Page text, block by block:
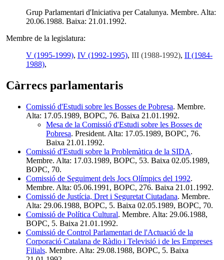
Grup Parlamentari d'Iniciativa per Catalunya. Membre. Alta:
20.06.1988. Baixa: 21.01.1992.
Membre de la legislatura:
V (1995-1999), IV (1992-1995), III (1988-1992), II (1984-
1988),
Càrrecs parlamentaris
Comissió d'Estudi sobre les Bosses de Pobresa. Membre.
Alta: 17.05.1989, BOPC, 76. Baixa 21.01.1992.
Mesa de la Comissió d'Estudi sobre les Bosses de
Pobresa. President. Alta: 17.05.1989, BOPC, 76.
Baixa 21.01.1992.
Comissió d'Estudi sobre la Problemàtica de la SIDA.
Membre. Alta: 17.03.1989, BOPC, 53. Baixa 02.05.1989,
BOPC, 70.
Comissió de Seguiment dels Jocs Olímpics del 1992.
Membre. Alta: 05.06.1991, BOPC, 276. Baixa 21.01.1992.
Comissió de Justícia, Dret i Seguretat Ciutadana. Membre.
Alta: 29.06.1988, BOPC, 5. Baixa 02.05.1989, BOPC, 70.
Comissió de Política Cultural. Membre. Alta: 29.06.1988,
BOPC, 5. Baixa 21.01.1992.
Comissió de Control Parlamentari de l'Actuació de la
Corporació Catalana de Ràdio i Televisió i de les Empreses
Filials. Membre. Alta: 29.08.1988, BOPC, 5. Baixa